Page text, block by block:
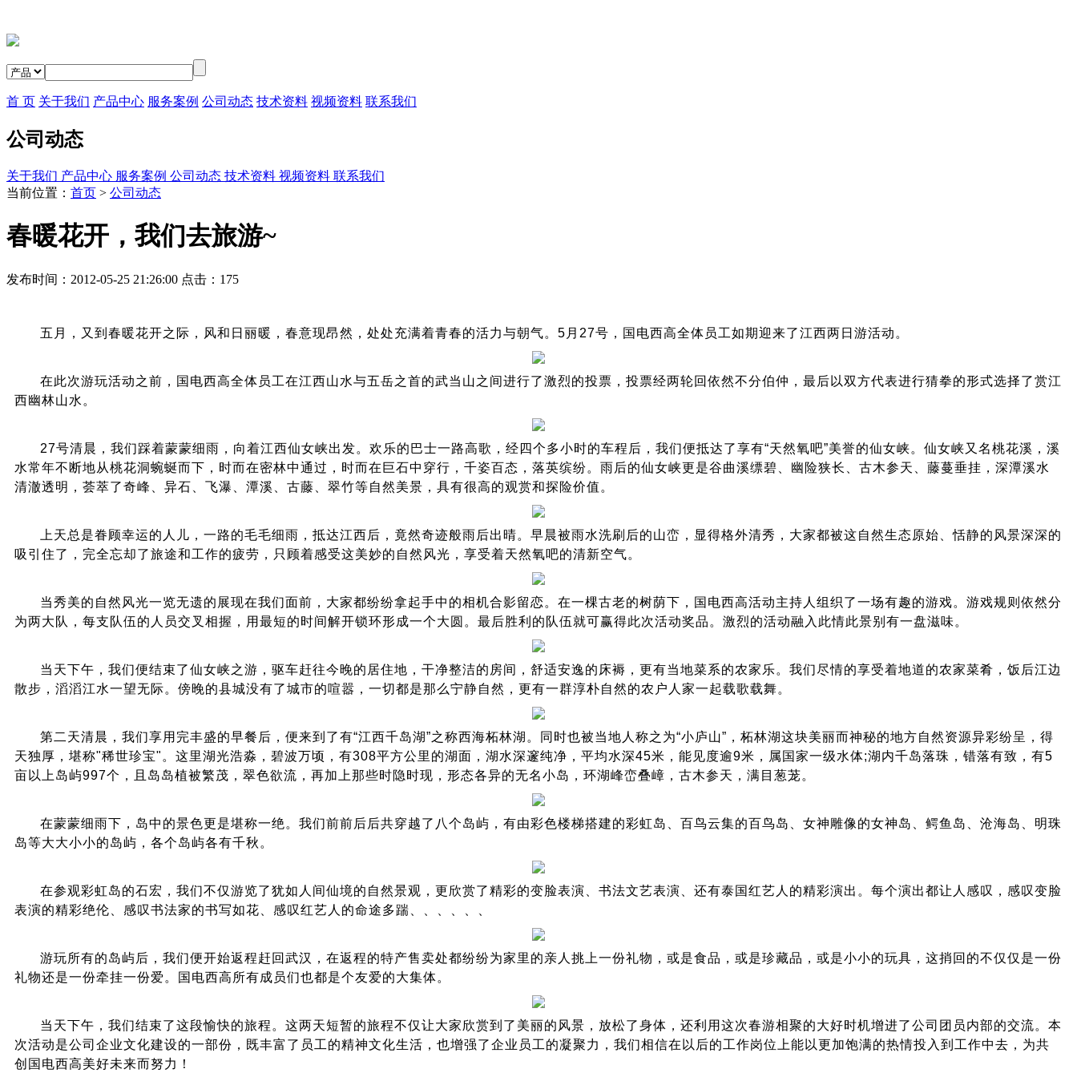
首 页 关于我们 产品中心 服务案例 公司动态 技术资料 视频资料 联系我们
公司动态
关于我们 产品中心 服务案例 公司动态 技术资料 视频资料 联系我们
当前位置： 首页 > 公司动态
春暖花开，我们去旅游~
发布时间：2012-05-25 21:26:00 点击： 175
五月，又到春暖花开之际，风和日丽暖，春意现昂然，处处充满着青春的活力与朝气。5月27号，国电西高全体员工如期迎来了江西两日游活动。
在此次游玩活动之前，国电西高全体员工在江西山水与五岳之首的武当山之间进行了激烈的投票，投票经两轮回依然不分伯仲，最后以双方代表进行猜拳的形式选择了赏江
西幽林山水。
27号清晨，我们踩着蒙蒙细雨，向着江西仙女峡出发。欢乐的巴士一路高歌，经四个多小时的车程后，我们便抵达了享有“天然氧吧”美誉的仙女峡。仙女峡又名桃花溪，溪
水常年不断地从桃花洞蜿蜒而下，时而在密林中通过，时而在巨石中穿行，千姿百态，落英缤纷。雨后的仙女峡更是谷曲溪缥碧、幽险狭长、古木参天、藤蔓垂挂，深潭溪水
清澈透明，荟萃了奇峰、异石、飞瀑、潭溪、古藤、翠竹等自然美景，具有很高的观赏和探险价值。
上天总是眷顾幸运的人儿，一路的毛毛细雨，抵达江西后，竟然奇迹般雨后出晴。早晨被雨水洗刷后的山峦，显得格外清秀，大家都被这自然生态原始、恬静的风景深深的
吸引住了，完全忘却了旅途和工作的疲劳，只顾着感受这美妙的自然风光，享受着天然氧吧的清新空气。
当秀美的自然风光一览无遗的展现在我们面前，大家都纷纷拿起手中的相机合影留恋。在一棵古老的树荫下，国电西高活动主持人组织了一场有趣的游戏。游戏规则依然分
为两大队，每支队伍的人员交叉相握，用最短的时间解开锁环形成一个大圆。最后胜利的队伍就可赢得此次活动奖品。激烈的活动融入此情此景别有一盘滋味。
当天下午，我们便结束了仙女峡之游，驱车赶往今晚的居住地，干净整洁的房间，舒适安逸的床褥，更有当地菜系的农家乐。我们尽情的享受着地道的农家菜肴，饭后江边
散步，滔滔江水一望无际。傍晚的县城没有了城市的喧嚣，一切都是那么宁静自然，更有一群淳朴自然的农户人家一起载歌载舞。
第二天清晨，我们享用完丰盛的早餐后，便来到了有“江西千岛湖”之称西海柘林湖。同时也被当地人称之为“小庐山”，柘林湖这块美丽而神秘的地方自然资源异彩纷呈，得
天独厚，堪称"稀世珍宝"。这里湖光浩淼，碧波万顷，有308平方公里的湖面，湖水深邃纯净，平均水深45米，能见度逾9米，属国家一级水体;湖内千岛落珠，错落有致，有5
亩以上岛屿997个，且岛岛植被繁茂，翠色欲流，再加上那些时隐时现，形态各异的无名小岛，环湖峰峦叠嶂，古木参天，满目葱茏。
在蒙蒙细雨下，岛中的景色更是堪称一绝。我们前前后后共穿越了八个岛屿，有由彩色楼梯搭建的彩虹岛、百鸟云集的百鸟岛、女神雕像的女神岛、鳄鱼岛、沧海岛、明珠
岛等大大小小的岛屿，各个岛屿各有千秋。
在参观彩虹岛的石宏，我们不仅游览了犹如人间仙境的自然景观，更欣赏了精彩的变脸表演、书法文艺表演、还有泰国红艺人的精彩演出。每个演出都让人感叹，感叹变脸
表演的精彩绝伦、感叹书法家的书写如花、感叹红艺人的命途多踹、、、、、、
游玩所有的岛屿后，我们便开始返程赶回武汉，在返程的特产售卖处都纷纷为家里的亲人挑上一份礼物，或是食品，或是珍藏品，或是小小的玩具，这捎回的不仅仅是一份
礼物还是一份牵挂一份爱。国电西高所有成员们也都是个友爱的大集体。
当天下午，我们结束了这段愉快的旅程。这两天短暂的旅程不仅让大家欣赏到了美丽的风景，放松了身体，还利用这次春游相聚的大好时机增进了公司团员内部的交流。本
次活动是公司企业文化建设的一部份，既丰富了员工的精神文化生活，也增强了企业员工的凝聚力，我们相信在以后的工作岗位上能以更加饱满的热情投入到工作中去，为共
创国电西高美好未来而努力！